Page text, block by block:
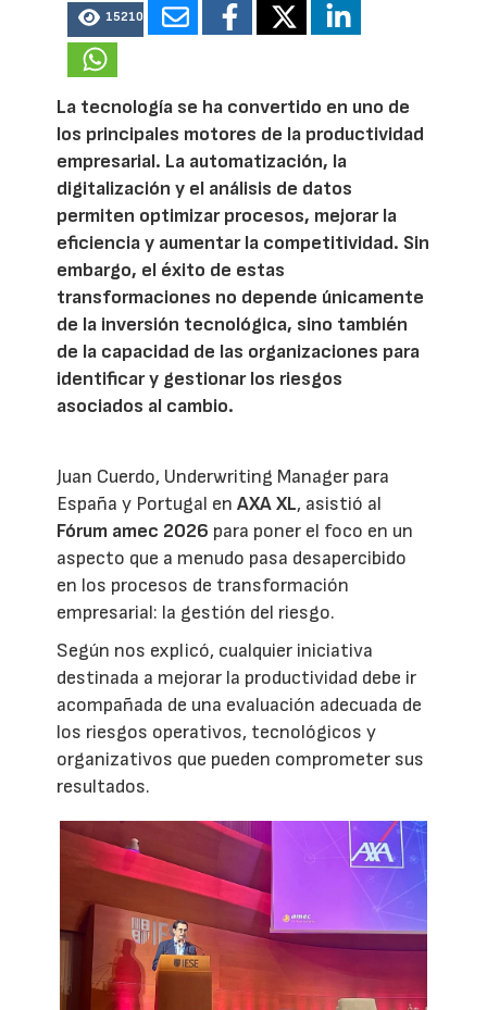
15210
La tecnología se ha convertido en uno de
los principales motores de la productividad
empresarial. La automatización, la
digitalización y el análisis de datos
permiten optimizar procesos, mejorar la
eficiencia y aumentar la competitividad. Sin
embargo, el éxito de estas
transformaciones no depende únicamente
de la inversión tecnológica, sino también
de la capacidad de las organizaciones para
identificar y gestionar los riesgos
asociados al cambio.
Juan Cuerdo, Underwriting Manager para
España y Portugal enAXA XL, asistió al
Fórum amec 2026 para poner el foco en un
aspecto que a menudo pasa desapercibido
en los procesos de transformación
empresarial: la gestión del riesgo.
Según nos explicó, cualquier iniciativa
destinada a mejorar la productividad debe ir
acompañada de una evaluación adecuada de
los riesgos operativos, tecnológicos y
organizativos que pueden comprometer sus
resultados.